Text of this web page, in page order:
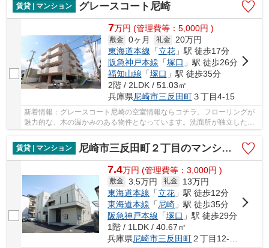
賃貸 | マンション
グレースコート尼崎
7万円 (管理費等：5,000円 )
敷金 0ヶ月 礼金
20万円
東海道本線 「立花」駅 徒歩17分
阪急神戸本線 「塚口 」駅 徒歩26分
福知山線 「塚口 」駅 徒歩35分
2階 / 2LDK / 51.03㎡
兵庫県尼崎市三反田町３丁目4-15
新着情報：グレースコート尼崎の空室情報ならコチラ。フローリングが
魅力的な、木の温かみのある物件となっています。洗面所が独立した物
賃貸 | マンション
尼崎市三反田町２丁目のマンション
7.4万円 (管理費等：3,000円 )
敷金 3.5万円 礼金
13万円
東海道本線 「立花 」駅 徒歩12分
東海道本線 「 尼崎 」駅 徒歩35分
阪急神戸本線 「塚口 」駅 徒歩29分
1階 / 1LDK / 40.67㎡
兵庫県尼崎市三反田町２丁目12-8-3